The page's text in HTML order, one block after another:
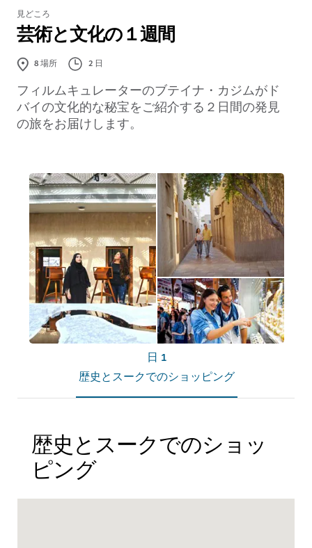
見どころ
芸術と文化の１週間
8場所 2 日
フィルムキュレーターのブテイナ・カジムがド
バイの文化的な秘宝をご紹介する２日間の発見
の旅をお届けします。
日 1
歴史とスークでのショッピング
歴史とスークでのショッ
ピング